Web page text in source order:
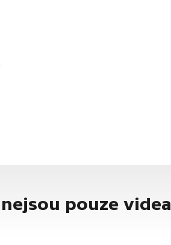
nejsou pouze videa